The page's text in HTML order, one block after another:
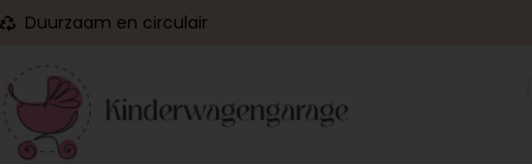
Duurzaam en circulair